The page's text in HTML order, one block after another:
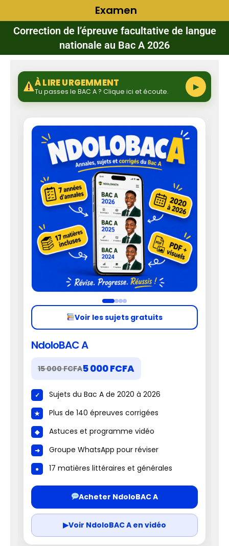
Examen
Correction de l’épreuve facultative de langue
nationale au Bac A 2026
À LIRE URGEMMENT
Tu passes le BAC A ? Clique ici et écoute. ▶
Voir les sujets gratuits
NdoloBAC A
15 000 FCFA5 000 FCFA
Sujets du Bac A de 2020 à 2026
Plus de 140 épreuves corrigées
Astuces et programme vidéo
Groupe WhatsApp pour réviser
17 matières littéraires et générales
Acheter NdoloBAC A
▶Voir NdoloBAC A en vidéo